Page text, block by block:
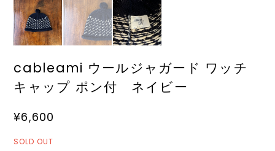
cableami ウールジャガード ワッチ
キャップ ポン付 ネイビー
¥6,600
SOLD OUT